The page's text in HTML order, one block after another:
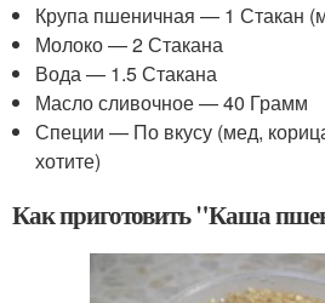
Крупа пшеничная — 1 Стакан
Молоко — 2 Стакана
Вода — 1.5 Стакана
Масло сливочное — 40 Грамм
Специи — По вкусу (мед,
хотите)
Как приготовить "Каша